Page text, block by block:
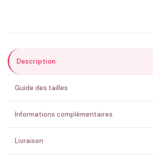
ENVOYER MA DEMANDE
💚 Retour sous 24-48h🇫🇷 Flocage en France✅
Description
Guide des tailles
Informations complémentaires
Livraison